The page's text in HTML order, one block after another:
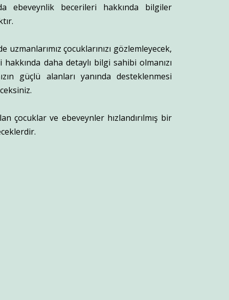
ebeveynlik becerileri hakkında bilgiler
çocuklarınızı gözlemleyecek,
daha detaylı bilgi sahibi olmanızı
güçlü alanları yanında desteklenmesi
çocuklar ve ebeveynler hızlandırılmış bir